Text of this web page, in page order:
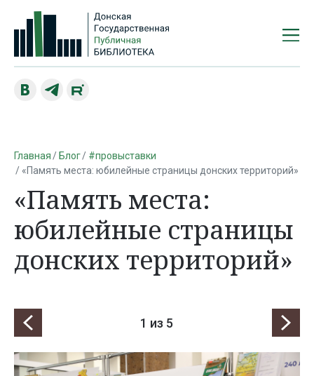
Главная Блог
#провыставки
«Память места: юбилейные страницы донских территорий»
«Память места:
юбилейные страницы
донских территорий»
1 из 5